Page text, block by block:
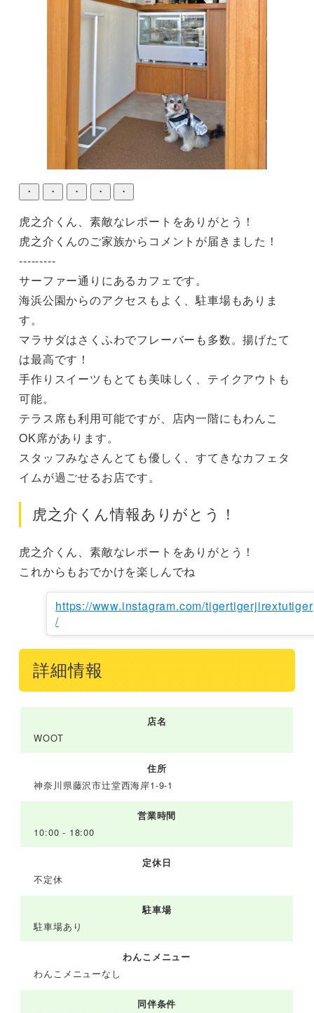
・ ・ ・ ・ ・
虎之介くん、素敵なレポートをありがとう！
虎之介くんのご家族からコメントが届きました！
---------
サーファー通りにあるカフェです。
海浜公園からのアクセスもよく、駐車場もありま
す。
マラサダはさくふわでフレーバーも多数。揚げたて
は最高です！
手作りスイーツもとても美味しく、テイクアウトも
可能。
テラス席も利用可能ですが、店内一階にもわんこ
OK席があります。
スタッフみなさんとても優しく、すてきなカフェタ
イムが過ごせるお店です。
虎之介くん情報ありがとう！
虎之介くん、素敵なレポートをありがとう！
これからもおでかけを楽しんでね
https://www.instagram.com/tigertigerjirextutiger
/
詳細情報
店名
WOOT
住所
神奈川県藤沢市辻堂西海岸1-9-1
営業時間
10:00 - 18:00
定休日
不定休
駐車場
駐車場あり
わんこメニュー
わんこメニューなし
同伴条件